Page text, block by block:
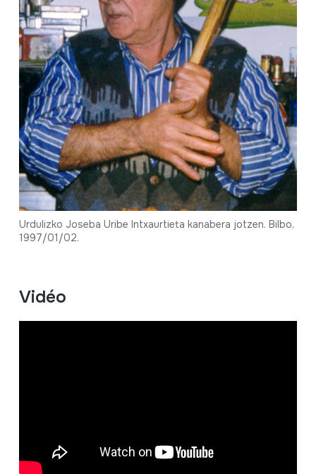
Urdulizko Joseba Uribe Intxaurtieta kanabera jotzen. Bilbo,
1997/01/02.
Vidéo